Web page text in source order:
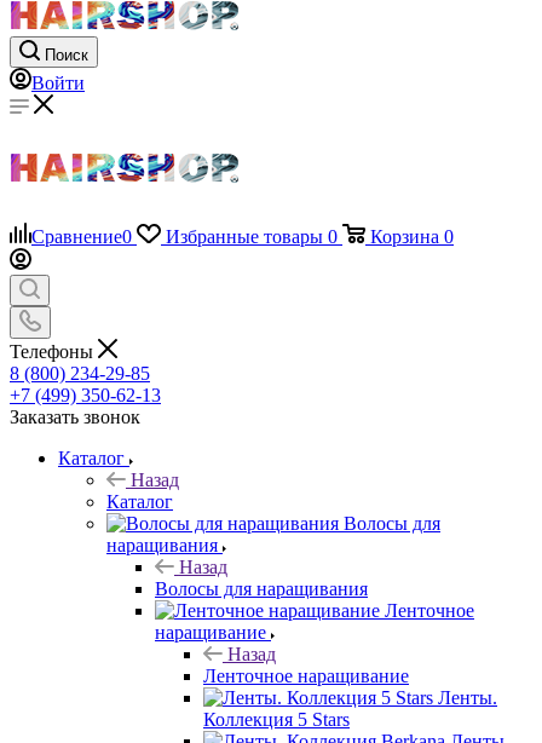
Поиск
Войти
Сравнение0 Избранные товары 0 Корзина 0
Телефоны
8 (800) 234-29-85
+7 (499) 350-62-13
Заказать звонок
Каталог
Назад
Каталог
Волосы для
наращивания
Назад
Волосы для наращивания
Ленточное
наращивание
Назад
Ленточное наращивание
Ленты.
Коллекция 5 Stars